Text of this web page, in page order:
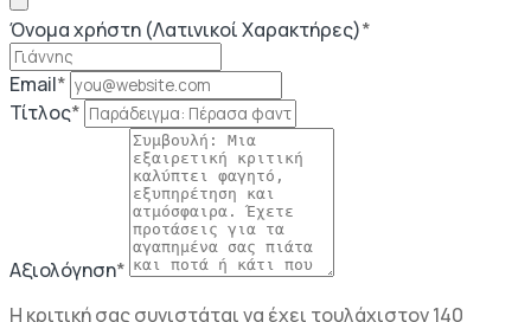
Όνομα χρήστη (Λατινικοί Χαρακτήρες)*
Email*
Τίτλος*
Αξιολόγηση*
Η κριτική σας συνιστάται να έχει τουλάχιστον 140